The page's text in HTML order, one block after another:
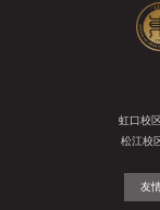
虹口校
松江校
友